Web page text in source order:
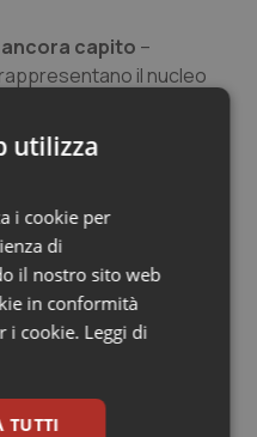
Testa Collo
ancora capito –
il nucleo
in
utilizza
i cookie per
di
il nostro sito web
in conformità
i cookie. Leggi di
TUTTI